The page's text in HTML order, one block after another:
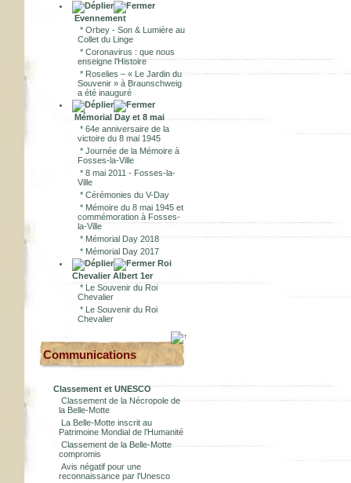
Evennement
* Orbey - Son & Lumière au
Collet du Linge
* Coronavirus : que nous
enseigne l’Histoire
* Roselies – « Le Jardin du
Souvenir » à Braunschweig
a été inauguré
Mémorial Day et 8 mai
* 64e anniversaire de la
victoire du 8 mai 1945
* Journée de la Mémoire à
Fosses-la-Ville
* 8 mai 2011 - Fosses-la-
Ville
* Cérémonies du V-Day
* Mémoire du 8 mai 1945 et
commémoration à Fosses-
la-Ville
* Mémorial Day 2018
* Mémorial Day 2017
Roi
Chevalier Albert 1er
* Le Souvenir du Roi
Chevalier
* Le Souvenir du Roi
Chevalier
Communications
Classement et UNESCO
Classement de la Nécropole de
la Belle-Motte
La Belle-Motte inscrit au
Patrimoine Mondial de l’Humanité
Classement de la Belle-Motte
compromis
Avis négatif pour une
reconnaissance par l'Unesco